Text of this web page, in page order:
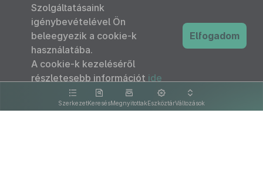
SzerkezetKeresésMegnyitottakEszköztárVáltozások
Szolgáltatásaink
igénybevételével Ön
beleegyezik a cookie-k
használatába.
A cookie-k kezeléséről
részletesebb információt ide
kattintva olvashat.
Elfogadom